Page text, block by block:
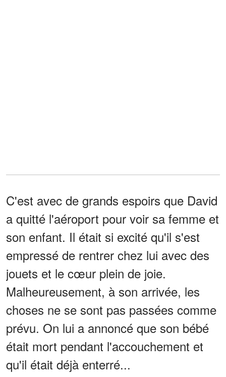
C'est avec de grands espoirs que David
a quitté l'aéroport pour voir sa femme et
son enfant. Il était si excité qu'il s'est
empressé de rentrer chez lui avec des
jouets et le cœur plein de joie.
Malheureusement, à son arrivée, les
choses ne se sont pas passées comme
prévu. On lui a annoncé que son bébé
était mort pendant l'accouchement et
qu'il était déjà enterré...